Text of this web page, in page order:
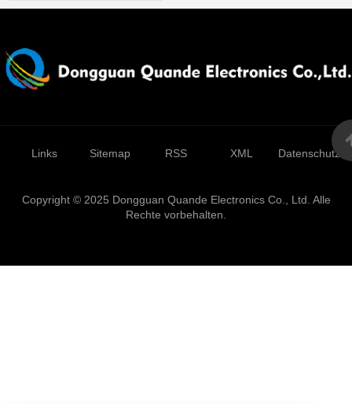
Links Sitemap RSS XML
Copyright © 2025 Dongguan Quande Electronics Co., Ltd. Alle
Rechte vorbehalten.